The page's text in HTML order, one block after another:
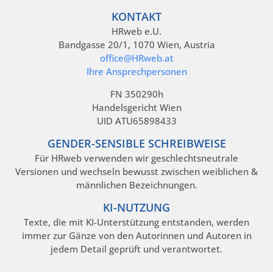
KONTAKT
HRweb e.U.
Bandgasse 20/1, 1070 Wien, Austria
office@HRweb.at
Ihre Ansprechpersonen
FN 350290h
Handelsgericht Wien
UID ATU65898433
GENDER-SENSIBLE SCHREIBWEISE
Für HRweb verwenden wir geschlechtsneutrale
Versionen und wechseln bewusst zwischen weiblichen &
männlichen Bezeichnungen.
KI-NUTZUNG
Texte, die mit KI-Unterstützung entstanden, werden
immer zur Gänze von den Autorinnen und Autoren in
jedem Detail geprüft und verantwortet.